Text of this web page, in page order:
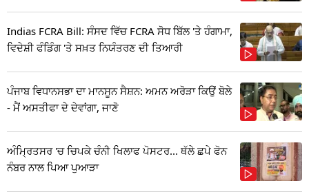
Indias FCRA Bill: ਸੰਸਦ ਵਿੱਚ FCRA ਸੋਧ ਬਿੱਲ 'ਤੇ ਹੰਗਾਮਾ,
ਵਿਦੇਸ਼ੀ ਫੰਡਿੰਗ 'ਤੇ ਸਖ਼ਤ ਨਿਯੰਤਰਣ ਦੀ ਤਿਆਰੀ
ਪੰਜਾਬ ਵਿਧਾਨਸਭਾ ਦਾ ਮਾਨਸੂਨ ਸੈਸ਼ਨ: ਅਮਨ ਅਰੋੜਾ ਕਿਉਂ ਬੋਲੇ
- ਮੈਂ ਅਸਤੀਫਾ ਦੇ ਦੇਵਾਂਗਾ, ਜਾਣੋ
ਅੰਮ੍ਰਿਤਸਰ 'ਚ ਚਿਪਕੇ ਚੰਨੀ ਖਿਲਾਫ ਪੋਸਟਰ... ਥੱਲੇ ਛਪੇ ਫੋਨ
ਨੰਬਰ ਨਾਲ ਪਿਆ ਪੁਆੜਾ